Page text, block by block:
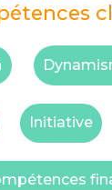
Initiative